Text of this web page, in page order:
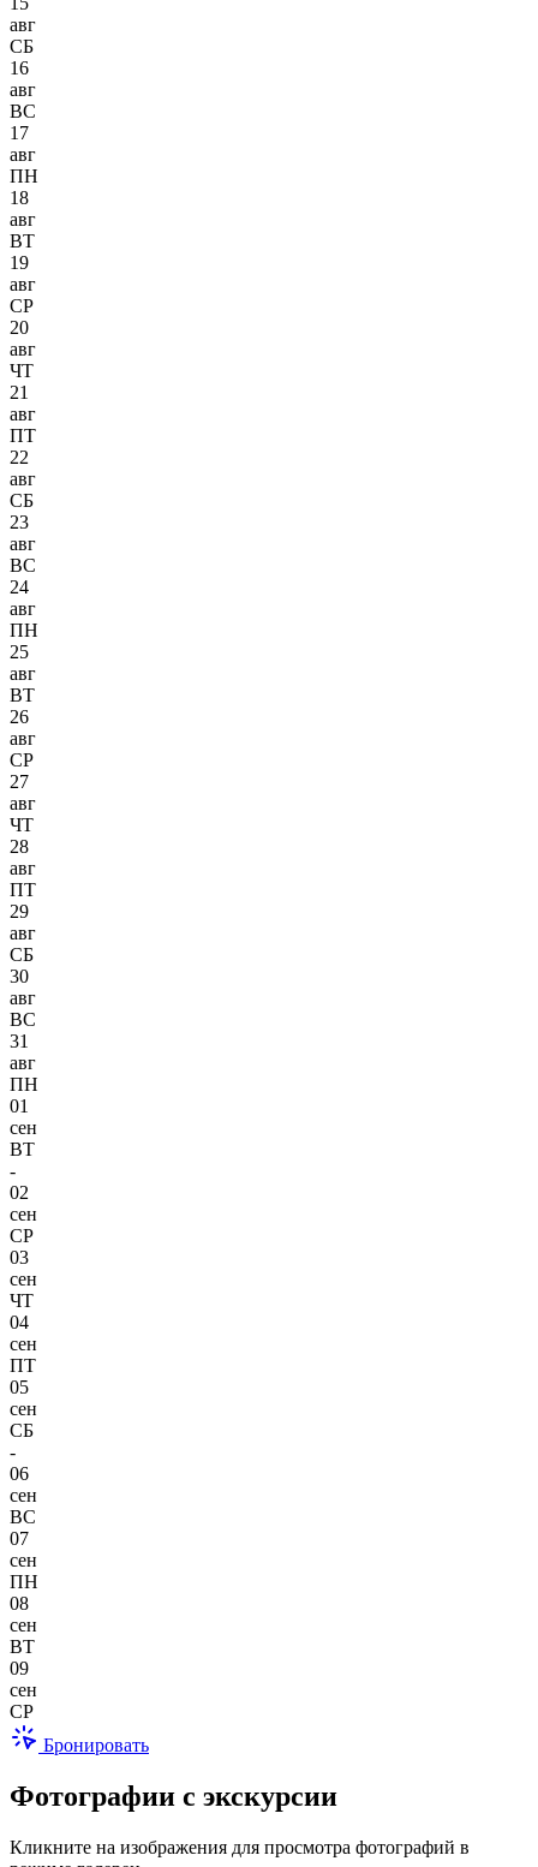
авг
СБ
16
авг
ВС
17
авг
ПН
18
авг
ВТ
19
авг
СР
20
авг
ЧТ
21
авг
ПТ
22
авг
СБ
23
авг
ВС
24
авг
ПН
25
авг
ВТ
26
авг
СР
27
авг
ЧТ
28
авг
ПТ
29
авг
СБ
30
авг
ВС
31
авг
ПН
01
сен
ВТ
-
02
сен
СР
03
сен
ЧТ
04
сен
ПТ
05
сен
СБ
-
06
сен
ВС
07
сен
ПН
08
сен
ВТ
09
сен
СР
Бронировать
Фотографии с экскурсии
Кликните на изображения для просмотра фотографий в